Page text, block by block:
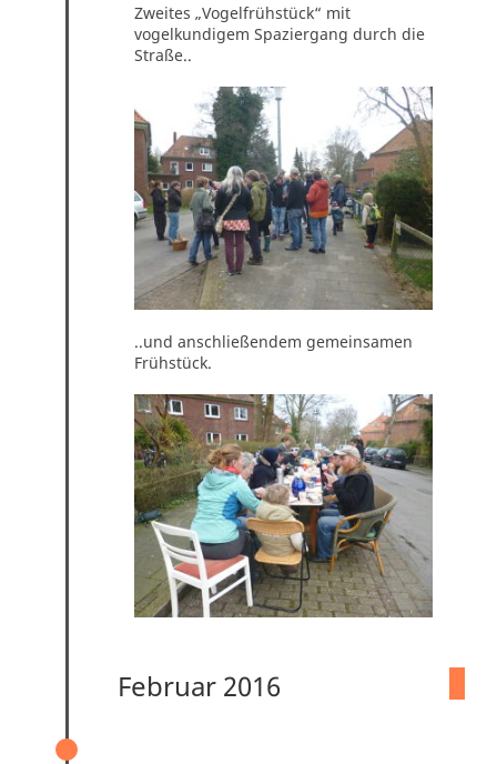
Zweites „Vogelfrühstück“ mit
vogelkundigem Spaziergang durch die
Straße..
..und anschließendem gemeinsamen
Frühstück.
Februar 2016